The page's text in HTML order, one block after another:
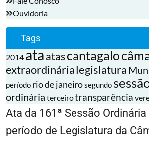
Ouvidoria
Tags
2014 ata atascantagalo
extraordinárialegislatura
período rio de janeirosegundo
ordinária terceirotransparência
Ata da 161ª Sessão
período de Legislatura da